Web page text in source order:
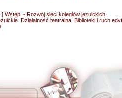
Wstęp. - Rozwój sieci kolegiów jezuickich.
Działalność teatralna. Biblioteki i ruch